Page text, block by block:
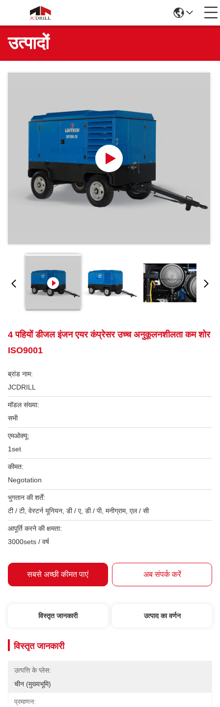
उत्पादों
4 पहियों डीजल इंजन एयर कंप्रेसर उच्च अनुकूलनशीलता कम शोर
ISO9001
ब्रांड नाम:
JCDRILL
मॉडल संख्या:
सभी
एमओक्यू:
1set
कीमत:
Negotation
भुगतान की शर्तें:
टी / टी, वेस्टर्न यूनियन, डी / ए, डी / पी, मनीग्राम, एल / सी
आपूर्ति करने की क्षमता:
3000sets / वर्ष
सबसे अच्छी कीमत पाएं अब संपर्क करें
विस्तृत जानकारी उत्पाद का वर्णन
विस्तृत जानकारी
उत्पत्ति के प्लेस:
चीन (मुख्यभूमि)
प्रमाणन: